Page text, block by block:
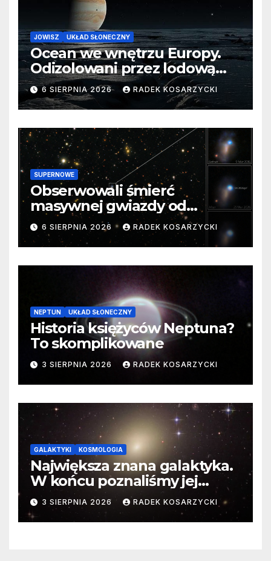
JOWISZ UKŁAD SŁONECZNY
Ocean we wnętrzu Europy.
Odizolowani przez lodową
barierę
6 SIERPNIA 2026 RADEK KOSARZYCKI
SUPERNOWE
Obserwowali śmierć
masywnej gwiazdy od
samego początku. Niezwykle
cenne dane
6 SIERPNIA 2026 RADEK KOSARZYCKI
NEPTUN UKŁAD SŁONECZNY
Historia księżyców Neptuna?
To skomplikowane
3 SIERPNIA 2026 RADEK KOSARZYCKI
GALAKTYKI KOSMOLOGIA
Największa znana galaktyka.
W końcu poznaliśmy jej
faktyczne wymiary
3 SIERPNIA 2026 RADEK KOSARZYCKI